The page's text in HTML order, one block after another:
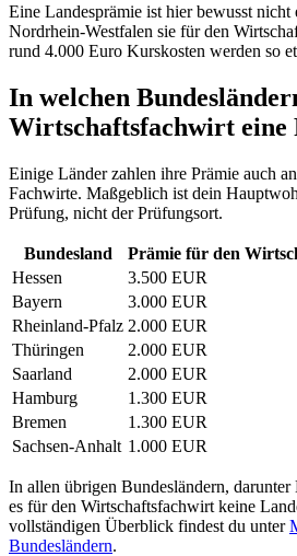
Eine Landesprämie ist hier bewusst nicht
Nordrhein-Westfalen sie für den
rund 4.000 Euro Kurskosten werden so
In welchen
Wirtschaftsfachwirt eine
Einige Länder zahlen ihre Prämie auch
Fachwirte. Maßgeblich ist dein
Prüfung, nicht der Prüfungsort.
Bundesland
Prämie für den
Hessen
3.500 EUR
Bayern
3.000 EUR
Rheinland-Pfalz 2.000 EUR
Thüringen
2.000 EUR
Saarland
2.000 EUR
Hamburg
1.300 EUR
Bremen
1.300 EUR
Sachsen-Anhalt 1.000 EUR
In allen übrigen Bundesländern,
es für den Wirtschaftsfachwirt keine
vollständigen Überblick findest du unter
Bundesländern.